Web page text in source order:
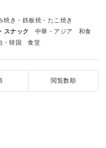
焼き・鉄板焼・たこ焼き
スナック 中華・アジア
和食
・韓国 食堂
閲覧数順